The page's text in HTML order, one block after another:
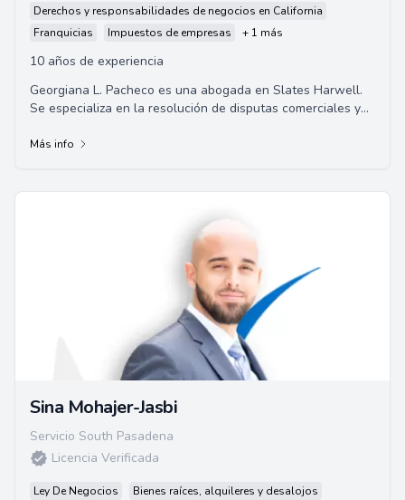
Derechos y responsabilidades de negocios en California
Franquicias
Impuestos de empresas + 1 más
10 años de experiencia
Georgiana L. Pacheco es una abogada en Slates Harwell.
Se especializa en la resolución de disputas comerciales y
Más info
Sina Mohajer-Jasbi
Servicio South Pasadena
Licencia Verificada
Ley De Negocios Bienes raíces, alquileres y desalojos